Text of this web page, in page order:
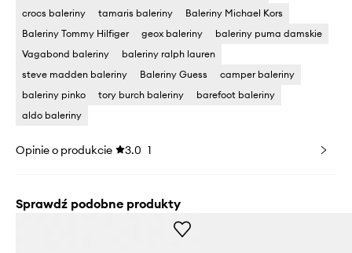
crocs baleriny
tamaris baleriny
Baleriny Michael Kors
Baleriny Tommy Hilfiger
geox baleriny
baleriny puma damskie
Vagabond baleriny
baleriny ralph lauren
steve madden baleriny
Baleriny Guess
camper baleriny
baleriny pinko
tory burch baleriny
barefoot baleriny
aldo baleriny
Opinie o produkcie 3.0 1
Sprawdź podobne produkty